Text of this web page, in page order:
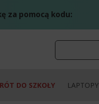
za pomocą kodu:
DO SZKOŁY LAPTOPY